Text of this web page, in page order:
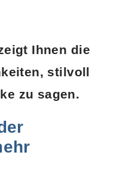
Ihnen die
stilvoll
zu sagen.